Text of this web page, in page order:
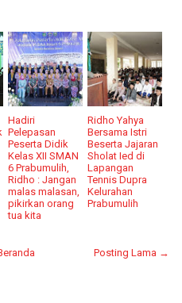
Hadiri
Pelepasan
Peserta Didik
Kelas XII SMAN
6 Prabumulih,
Ridho : Jangan
malas malasan,
pikirkan orang
tua kita
Ridho Yahya
Bersama Istri
Beserta Jajaran
Sholat Ied di
Lapangan
Tennis Dupra
Kelurahan
Prabumulih
Posting Lama →